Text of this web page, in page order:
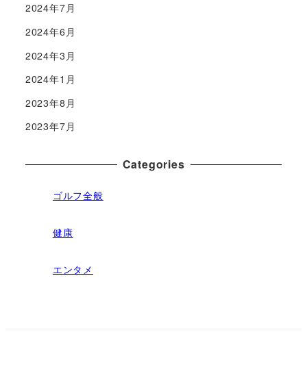
2024年7月
2024年6月
2024年3月
2024年1月
2023年8月
2023年7月
Categories
ゴルフ全般
健康
エンタメ